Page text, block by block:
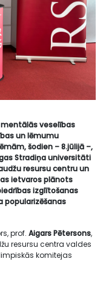
mentālās veselības
un lēmumu
šodien – 8.jūlijā –,
Stradiņa universitāti
resursu centru un
ietvaros plānots
izglītošanas
popularizēšanas
prof. Aigars Pētersons,
resursu centra valdes
komitejas